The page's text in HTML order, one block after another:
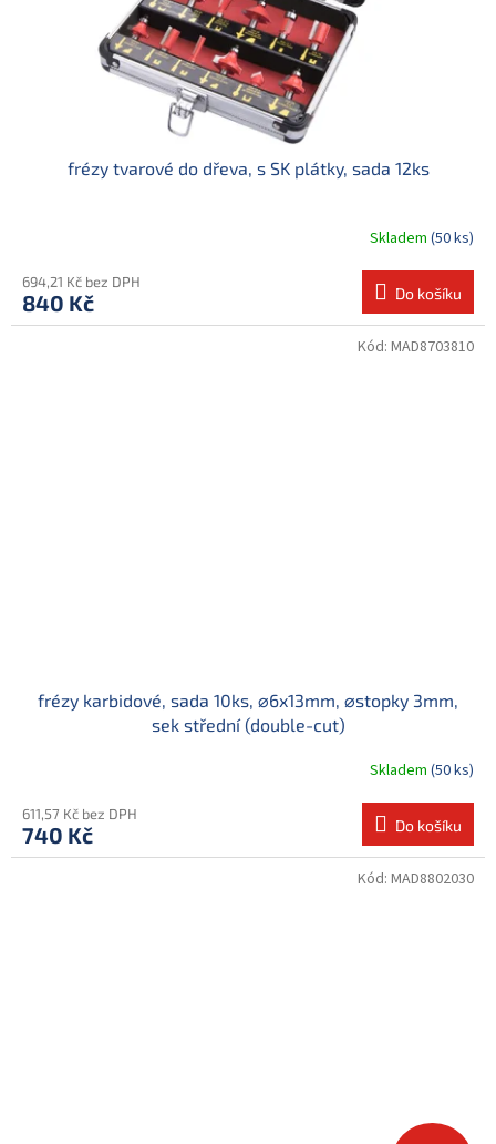
frézy tvarové do dřeva, s SK plátky, sada 12ks
Skladem (50 ks)
694,21 Kč bez DPH
840 Kč Do košíku
frézy karbidové, sada 10ks, ⌀6x13mm, ⌀stopky 3mm,
sek střední (double-cut)
Skladem (50 ks)
611,57 Kč bez DPH
740 Kč Do košíku
Kód: MAD8703810
Kód: MAD8802030